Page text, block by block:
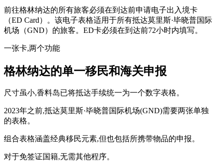
前往格林纳达的所有旅客必须在到达前申请电子出入境卡
（ED Card）。该电子表格适用于所有抵达莫里斯·毕晓普国际
机场（GND）的旅客。ED卡必须在到达前72小时内填写。
一张卡,两个功能
格林纳达的单一移民和海关申报
尺寸虽小,香料岛已将抵达手续统一为一个数字表格。
2023年之前,抵达莫里斯·毕晓普国际机场(GND)需要两张单独
的表格。
组合表格涵盖经典移民元素,但也包括所携带物品的申报。
对于免签证国籍,无需其他程序。